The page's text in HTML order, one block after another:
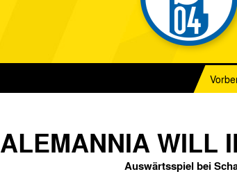
ALEMANNIA WILL
Auswärtsspiel bei